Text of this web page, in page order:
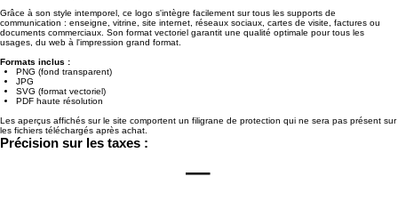
Grâce à son style intemporel, ce logo s'intègre facilement sur tous les supports de
communication : enseigne, vitrine, site internet, réseaux sociaux, cartes de visite, factures ou
documents commerciaux. Son format vectoriel garantit une qualité optimale pour tous les
usages, du web à l'impression grand format.
Formats inclus :
PNG (fond transparent)
JPG
SVG (format vectoriel)
PDF haute résolution
Les aperçus affichés sur le site comportent un filigrane de protection qui ne sera pas présent sur
les fichiers téléchargés après achat.
Précision sur les taxes :